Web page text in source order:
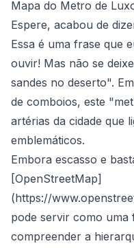
Mapa do Metro de
Espere, acabou de
Essa é uma frase que
ouvir! Mas não se
sandes no deserto".
de comboios, este
artérias da cidade que
emblemáticos.
Embora escasso e
[OpenStreetMap]
(https://
pode servir como uma
compreender a